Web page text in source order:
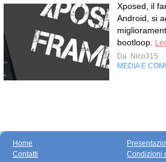
Xposed, il
Android, si
bootloop.
Da Nico315
MEDIA E
Home
Contatti
Condizioni